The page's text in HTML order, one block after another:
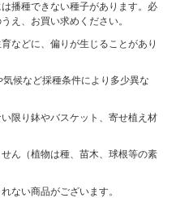
播種できない種子があります。必
え、お買い求めください。
などに、偏りが生じることがあり
候など採種条件により多少異な
限り鉢やバスケット、寄せ植え材
ん（植物は種、苗木、球根等の素
ない商品がございます。